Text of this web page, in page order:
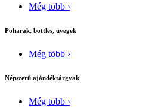
Még több ›
Poharak, bottles, üvegek
Még több ›
Népszerű ajándéktárgyak
Még több ›